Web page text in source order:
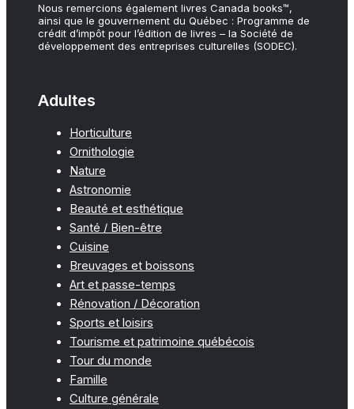
Nous remercions également livres Canada books™,
ainsi que le gouvernement du Québec : Programme de
crédit d’impôt pour l’édition de livres – la Société de
développement des entreprises culturelles (SODEC).
Adultes
Horticulture
Ornithologie
Nature
Astronomie
Beauté et esthétique
Santé / Bien-être
Cuisine
Breuvages et boissons
Art et passe-temps
Rénovation / Décoration
Sports et loisirs
Tourisme et patrimoine québécois
Tour du monde
Famille
Culture générale